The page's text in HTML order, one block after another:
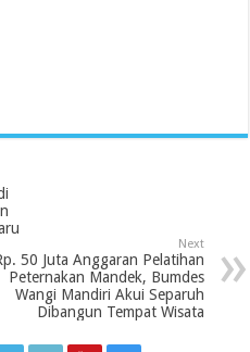
Next
50 Juta Anggaran Pelatihan
Peternakan Mandek, Bumdes
Wangi Mandiri Akui Separuh
Dibangun Tempat Wisata